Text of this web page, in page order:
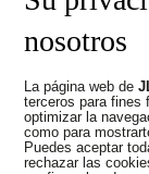
nosotros
La página web de
terceros para fines
optimizar la
como para
Puedes aceptar
rechazar las